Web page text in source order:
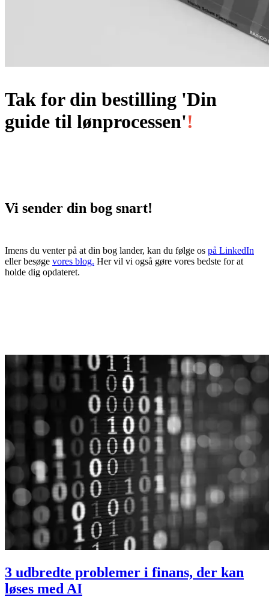
Tak for din bestilling 'Din
guide til lønprocessen'!
Vi sender din bog snart!
Imens du venter på at din bog lander, kan du følge os på LinkedIn
eller besøge vores blog. Her vil vi også gøre vores bedste for at
holde dig opdateret.
3 udbredte problemer i finans, der kan
løses med AI